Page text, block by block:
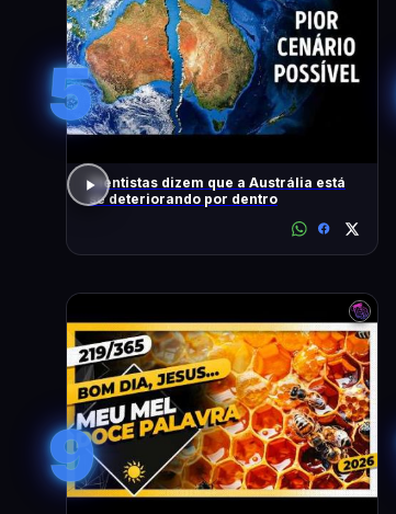
5
Cientistas dizem que a Austrália está
se deteriorando por dentro
9